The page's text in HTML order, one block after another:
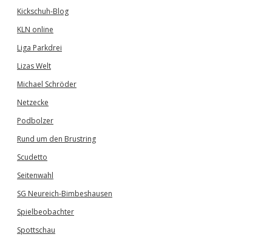
Kickschuh-Blog
KLN online
Liga Parkdrei
Lizas Welt
Michael Schröder
Netzecke
Podbolzer
Rund um den Brustring
Scudetto
Seitenwahl
SG Neureich-Bimbeshausen
Spielbeobachter
Spottschau